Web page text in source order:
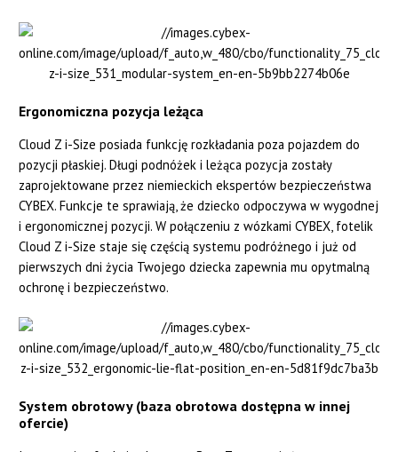
Ergonomiczna pozycja leżąca
Cloud Z i-Size posiada funkcję rozkładania poza pojazdem do
pozycji płaskiej. Długi podnóżek i leżąca pozycja zostały
zaprojektowane przez niemieckich ekspertów bezpieczeństwa
CYBEX. Funkcje te sprawiają, że dziecko odpoczywa w wygodnej
i ergonomicznej pozycji. W połączeniu z wózkami CYBEX, fotelik
Cloud Z i-Size staje się częścią systemu podróżnego i już od
pierwszych dni życia Twojego dziecka zapewnia mu opytmalną
ochronę i bezpieczeństwo.
System obrotowy (baza obrotowa dostępna w innej
ofercie)